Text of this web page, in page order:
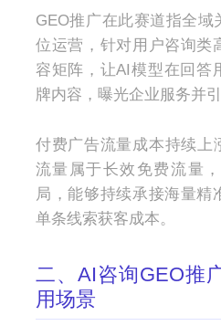
GEO推广在此赛道指全域
位运营，针对用户咨询类
容矩阵，让AI模型在回答
牌内容，曝光企业服务并
付费广告流量成本持续上
流量属于长效免费流量
局，能够持续承接海量精
单条线索获客成本。
二、AI咨询GEO推
用场景